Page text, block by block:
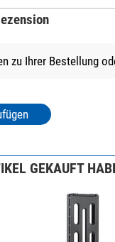
zu Ihrer Bestellung
GEKAUFT